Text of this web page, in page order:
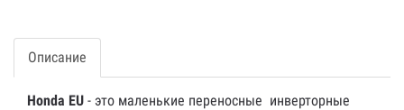
Описание
Honda EU - это маленькие переносные инверторные